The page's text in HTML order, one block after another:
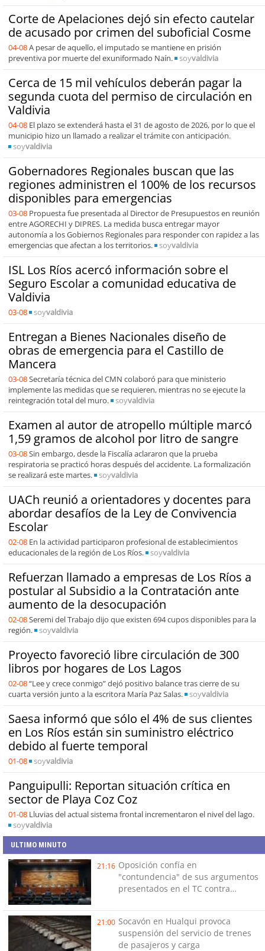
Corte de Apelaciones dejó sin efecto cautelar
de acusado por crimen del suboficial Cosme
04-08A pesar de aquello, el imputado se mantiene en prisión
preventiva por muerte del exuniformado Naín.
soyvaldivia
Cerca de 15 mil vehículos deberán pagar la
segunda cuota del permiso de circulación en
Valdivia
04-08 El plazo se extenderá hasta el 31 de agosto de 2026, por lo que el
municipio hizo un llamado a realizar el trámite con anticipación.
soyvaldivia
Gobernadores Regionales buscan que las
regiones administren el 100% de los recursos
disponibles para emergencias
03-08 Propuesta fue presentada al Director de Presupuestos en reunión
entre AGORECHI y DIPRES. La medida busca entregar mayor
autonomía a los Gobiernos Regionales para responder con rapidez a las
emergencias que afectan a los territorios.
soyvaldivia
ISL Los Ríos acercó información sobre el
Seguro Escolar a comunidad educativa de
Valdivia
03-08 soyvaldivia
Entregan a Bienes Nacionales diseño de
obras de emergencia para el Castillo de
Mancera
03-08Secretaría técnica del CMN colaboró para que ministerio
implemente las medidas que se requieren, mientras no se ejecute la
reintegración total del muro.
soyvaldivia
Examen al autor de atropello múltiple marcó
1,59 gramos de alcohol por litro de sangre
03-08Sin embargo, desde la Fiscalía aclararon que la prueba
respiratoria se practicó horas después del accidente. La formalización
se realizará este martes.
soyvaldivia
UACh reunió a orientadores y docentes para
abordar desafíos de la Ley de Convivencia
Escolar
02-08 En la actividad participaron profesional de establecimientos
educacionales de la región de Los Ríos.
soyvaldivia
Refuerzan llamado a empresas de Los Ríos a
postular al Subsidio a la Contratación ante
aumento de la desocupación
02-08Seremi del Trabajo dijo que existen 694 cupos disponibles para la
región.
soyvaldivia
Proyecto favoreció libre circulación de 300
libros por hogares de Los Lagos
02-08“Lee y crece conmigo” dejó positivo balance tras cierre de su
cuarta versión junto a la escritora María Paz Salas.
soyvaldivia
Saesa informó que sólo el 4% de sus clientes
en Los Ríos están sin suministro eléctrico
debido al fuerte temporal
01-08 soyvaldivia
Panguipulli: Reportan situación crítica en
sector de Playa Coz Coz
01-08 Lluvias del actual sistema frontal incrementaron el nivel del lago.
soyvaldivia
ULTIMO MINUTO
21:16 Oposición confía en
"contundencia" de sus argumentos
presentados en el TC contra
21:00 Socavón en Hualqui provoca
suspensión del servicio de trenes
de pasajeros y carga